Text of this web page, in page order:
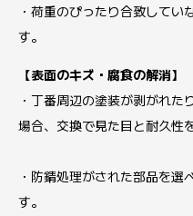
・荷重のぴったり合致して
す。
【表面のキズ・腐食の解消】
・丁番周辺の塗装が剥がれた
場合、交換で見た目と耐久性
・防錆処理がされた部品を
す。